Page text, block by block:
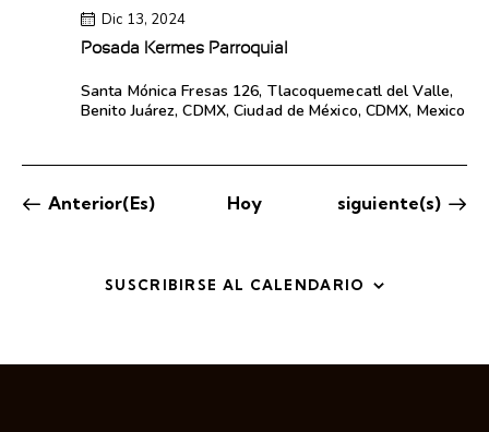
Posada Kermes Parroquial
Dic 13, 2024
Santa MónicaFresas 126, Tlacoquemecatl del Valle,
Benito Juárez, CDMX, Ciudad de México, CDMX, Mexico
Eventos
Anterior(es) Hoy Eventos
siguiente(s)
SUSCRIBIRSE AL CALENDARIO